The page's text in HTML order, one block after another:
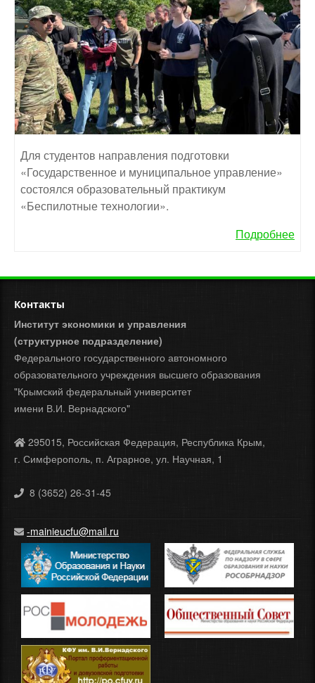
Для студентов направления подготовки
«Государственное и муниципальное управление»
состоялся образовательный практикум
«Беспилотные технологии».
Подробнее
Контакты
Институт экономики и управления
(структурное подразделение)
Федерального государственного автономного
образовательного учреждения высшего образования
"Крымский федеральный университет
имени В.И. Вернадского"
295015, Российская Федерация, Республика Крым,
г. Симферополь, п. Аграрное, ул. Научная, 1
8 (3652) 26-31-45
-mainieucfu@mail.ru